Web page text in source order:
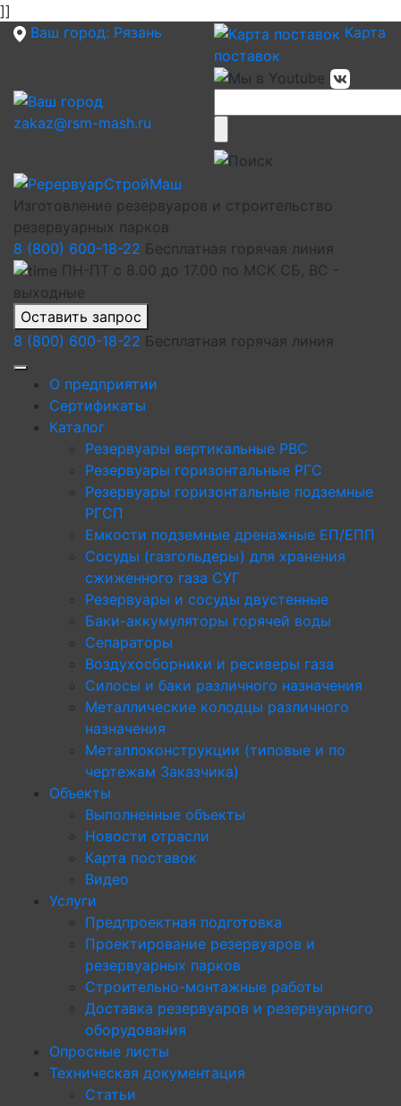
]]
Ваш город: Рязань
Карта
поставок
zakaz@rsm-mash.ru
Изготовление резервуаров и строительство
резервуарных парков
8 (800) 600-18-22 Бесплатная горячая линия
ПН-ПТ с 8.00 до 17.00 по МСК СБ, ВС -
выходные
Оставить запрос
8 (800) 600-18-22 Бесплатная горячая линия
О предприятии
Сертификаты
Каталог
Резервуары вертикальные РВС
Резервуары горизонтальные РГС
Резервуары горизонтальные подземные
РГСП
Емкости подземные дренажные ЕП/ЕПП
Сосуды (газгольдеры) для хранения
сжиженного газа СУГ
Резервуары и сосуды двустенные
Баки-аккумуляторы горячей воды
Сепараторы
Воздухосборники и ресиверы газа
Силосы и баки различного назначения
Металлические колодцы различного
назначения
Металлоконструкции (типовые и по
чертежам Заказчика)
Объекты
Выполненные объекты
Новости отрасли
Карта поставок
Видео
Услуги
Предпроектная подготовка
Проектирование резервуаров и
резервуарных парков
Строительно-монтажные работы
Доставка резервуаров и резервуарного
оборудования
Опросные листы
Техническая документация
Статьи